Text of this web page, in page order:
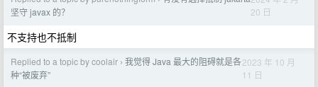
坚守 javax 的？
20 日
不支持也不抵制
Replied to a topic by coolair › 我觉得 Java 最大的阻碍就是各
种“被废弃”
2023 年 10 月
11 日